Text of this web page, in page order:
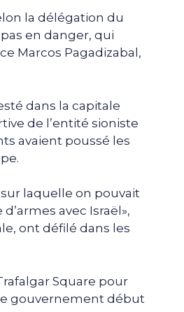
la délégation du
en danger, qui
Marcos Pagadizabal,
dans la capitale
de l’entité sioniste
avaient poussé les
laquelle on pouvait
avec Israël»,
ont défilé dans les
Square pour
gouvernement début